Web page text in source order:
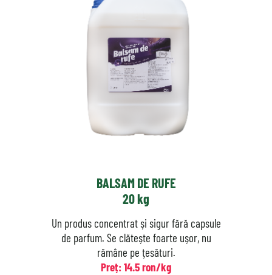
BALSAM DE RUFE
20 kg
Un produs concentrat și sigur fără capsule
de parfum. Se clătește foarte ușor, nu
rămâne pe țesături.
Preț: 14.5 ron/kg